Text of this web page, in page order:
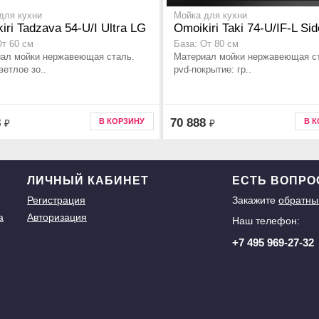
кухни
Tadzava 54-U/I Ultra LG
60 см
мойки нержавеющая сталь.
зо..
₽ В КОРЗИНУ
Мойка для кухни
Omoikiri Taki 74-U/IF-L
База: От 80 см
Материал мойки нержавеющая
pvd-покрытие: гр..
70 888 ₽ В
ЛИЧНЫЙ КАБИНЕТ
Регистрация
Авторизация
ЕСТЬ
Закажите
Наш телефон:
+7 495 969-27-32